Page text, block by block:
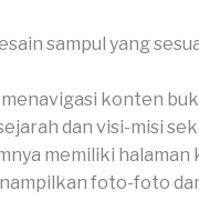
sampul yang
konten
dan visi-misi
memiliki halaman
foto-foto